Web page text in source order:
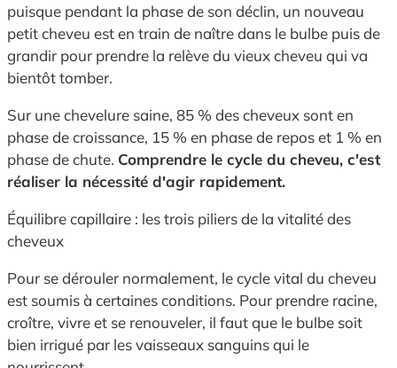
puisque pendant la phase de son déclin, un nouveau
petit cheveu est en train de naître dans le bulbe puis de
grandir pour prendre la relève du vieux cheveu qui va
bientôt tomber.
Sur une chevelure saine, 85 % des cheveux sont en
phase de croissance, 15 % en phase de repos et 1 % en
phase de chute. Comprendre le cycle du cheveu, c'est
réaliser la nécessité d'agir rapidement.
Équilibre capillaire : les trois piliers de la vitalité des
cheveux
Pour se dérouler normalement, le cycle vital du cheveu
est soumis à certaines conditions. Pour prendre racine,
croître, vivre et se renouveler, il faut que le bulbe soit
bien irrigué par les vaisseaux sanguins qui le